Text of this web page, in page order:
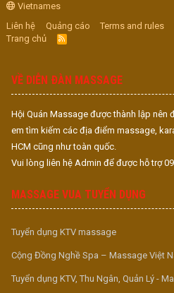
Vietnames
Liên hệ
Quảng cáo Terms and rules
Trang chủ
R
S
VỀ DIỄN ĐÀN MASSAGE
Hội Quán Massage được thành lập nên
em tìm kiếm các địa điểm massage,
HCM cũng như toàn quốc.
Vui lòng liên hệ Admin để được hỗ trợ
MASSAGE VUA TUYỂN DỤNG
Tuyển dụng KTV massage
Cộng Đồng Nghề Spa – Massage Việt
Tuyển dụng KTV, Thu Ngân, Quản Lý -